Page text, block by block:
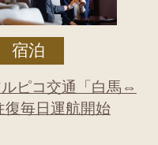
宿泊
ピコ交通「白馬⇔
復毎日運航開始